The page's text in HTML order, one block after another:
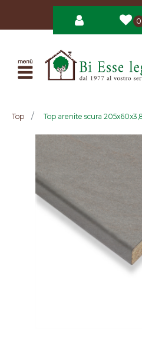
0
Open
Top Top arenite scura